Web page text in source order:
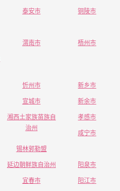
泰安市
铜陵市
渭南市
梧州市
忻州市
新乡市
宣城市
新余市
湘西土家族苗族自
治州
孝感市
咸宁市
锡林郭勒盟
延边朝鲜族自治州
阳泉市
宜春市
阳江市